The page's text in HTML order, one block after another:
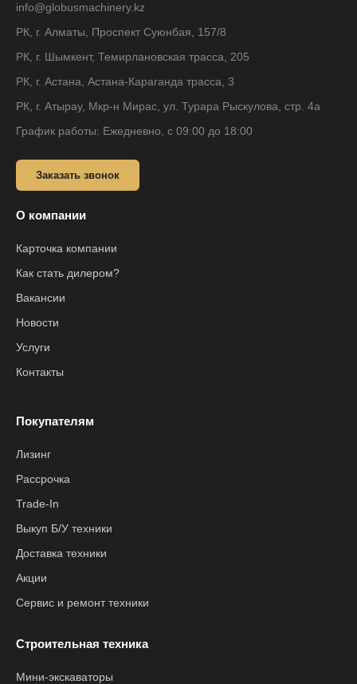
info@globusmachinery.kz
РК, г. Алматы, Проспект Суюнбая, 157/8
РК, г. Шымкент, Темирлановская трасса, 205
РК, г. Астана, Астана-Караганда трасса, 3
РК, г. Атырау, Мкр-н Мирас, ул. Турара Рыскулова, стр. 4а
График работы: Ежедневно, с 09:00 до 18:00
Заказать звонок
О компании
Карточка компании
Как стать дилером?
Вакансии
Новости
Услуги
Контакты
Покупателям
Лизинг
Рассрочка
Trade-In
Выкуп Б/У техники
Доставка техники
Акции
Сервис и ремонт техники
Строительная техника
Мини-экскаваторы